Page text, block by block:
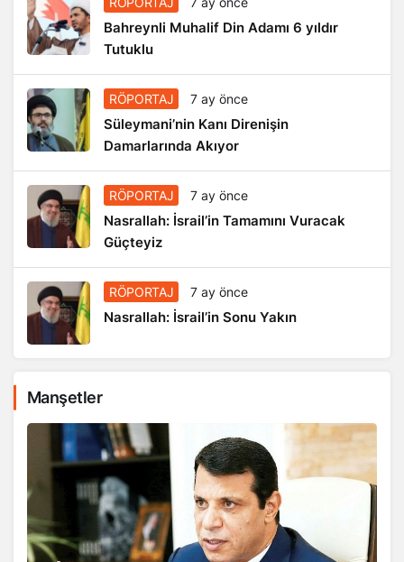
Bahreynli Muhalif Din Adamı 6 yıldır
Tutuklu
RÖPORTAJ 7 ay önce
Süleymani’nin Kanı Direnişin
Damarlarında Akıyor
RÖPORTAJ 7 ay önce
Nasrallah: İsrail’in Tamamını Vuracak
Güçteyiz
RÖPORTAJ 7 ay önce
Nasrallah: İsrail’in Sonu Yakın
Manşetler